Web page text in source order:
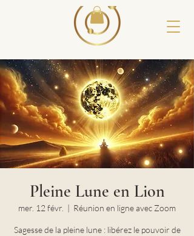
Pleine Lune en Lion
mer. 12 févr.
  |
Réunion en ligne avec Zoom
Sagesse de la pleine lune : libérez le pouvoir de